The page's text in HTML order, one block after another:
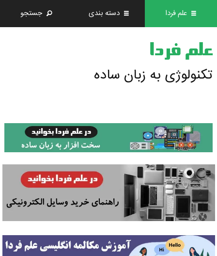
علم فردا دسته بندی جستجو
علم فردا
تکنولوژی به زبان ساده